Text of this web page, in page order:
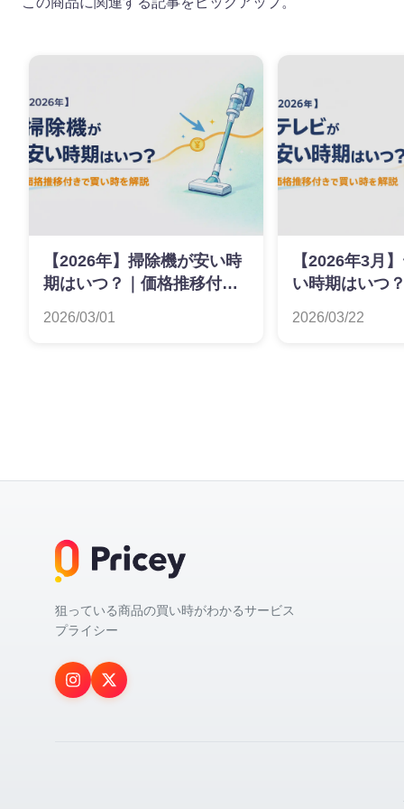
【2026年】掃除機が安い時
期はいつ？｜価格推移付き
2026/03/01
【2026年3月
い時期はいつ
2026/03/22
狙っている商品の買い時がわかるサービス
プライシー